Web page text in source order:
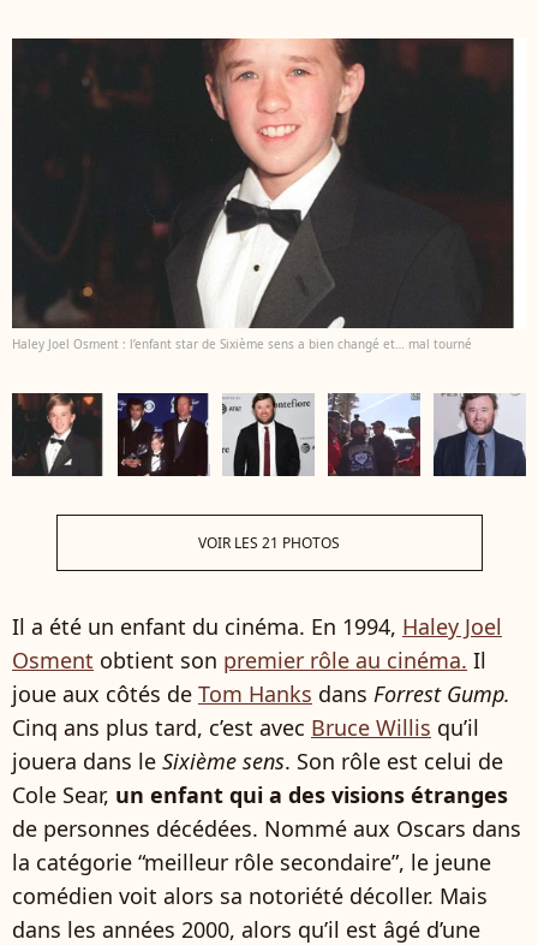
Haley Joel Osment : l’enfant star de Sixième sens a bien changé et… mal tourné
VOIR LES 21 PHOTOS
Il a été un enfant du cinéma. En 1994, Haley Joel
Osment obtient son premier rôle au cinéma. Il
joue aux côtés de Tom Hanks dans Forrest Gump.
Cinq ans plus tard, c’est avec Bruce Willis qu’il
jouera dans le Sixième sens. Son rôle est celui de
Cole Sear, un enfant qui a des visions étranges
de personnes décédées. Nommé aux Oscars dans
la catégorie “meilleur rôle secondaire”, le jeune
comédien voit alors sa notoriété décoller. Mais
dans les années 2000, alors qu’il est âgé d’une